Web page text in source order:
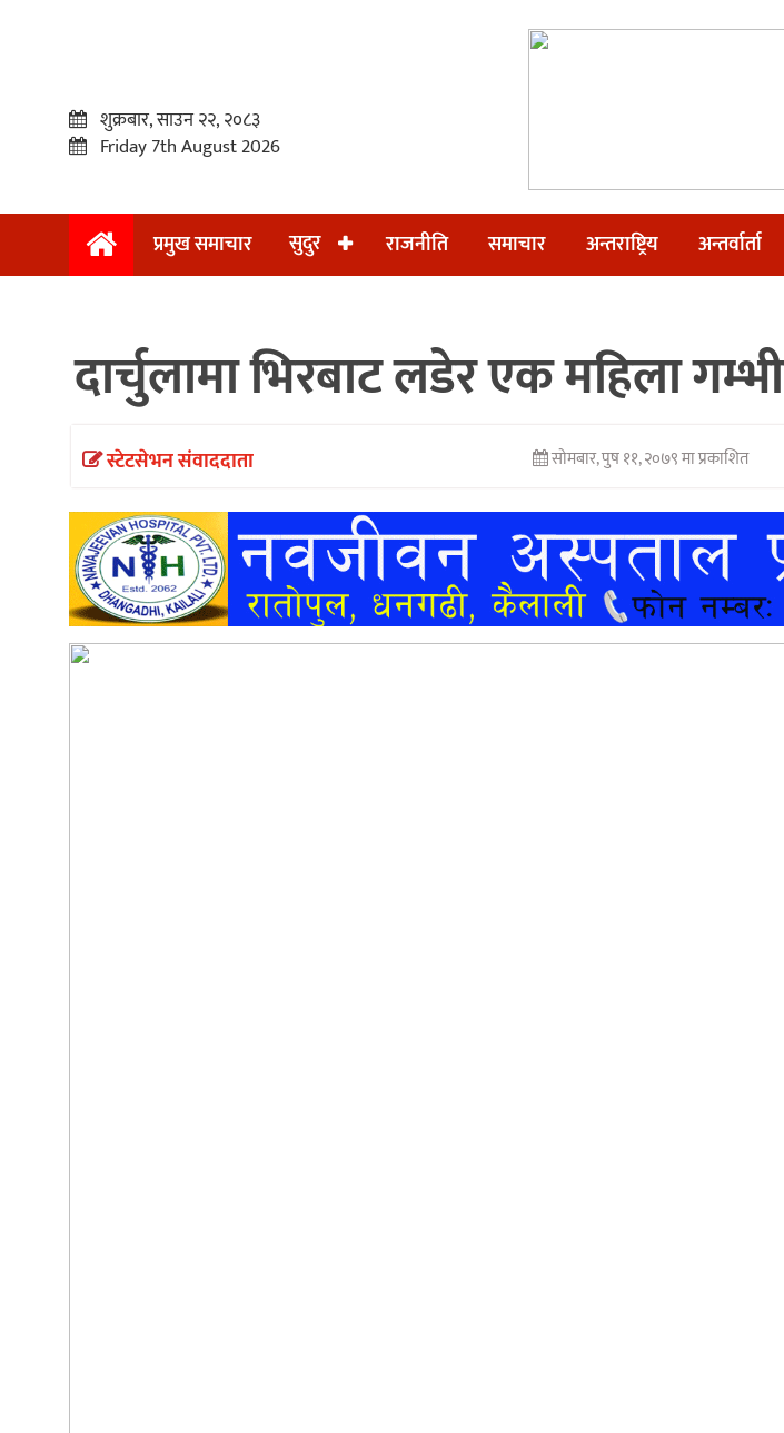
प्रमुख
समाचार
अन्तर्वार्ता
खेलकुद
शुक्रबार, साउन २२, २०८३
Friday 7th August 2026
प्रमुख समाचार सुदुर राजनीति समाचार अन्तराष्ट्रिय अन्तर्वार्ता
दार्चुलामा भिरबाट लडेर एक महिला
स्टेटसेभन संवाददाता सोमबार, पुष ११, २०७९ मा प्रकाशित